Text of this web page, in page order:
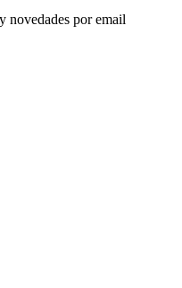
novedades por email